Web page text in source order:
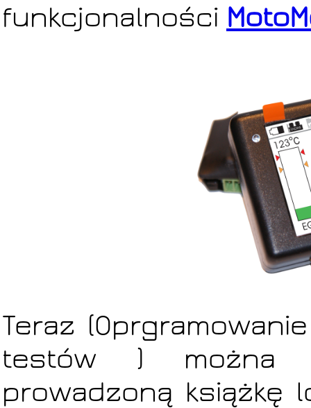
funkcjonalności
Teraz
testów ) można
prowadzoną książkę